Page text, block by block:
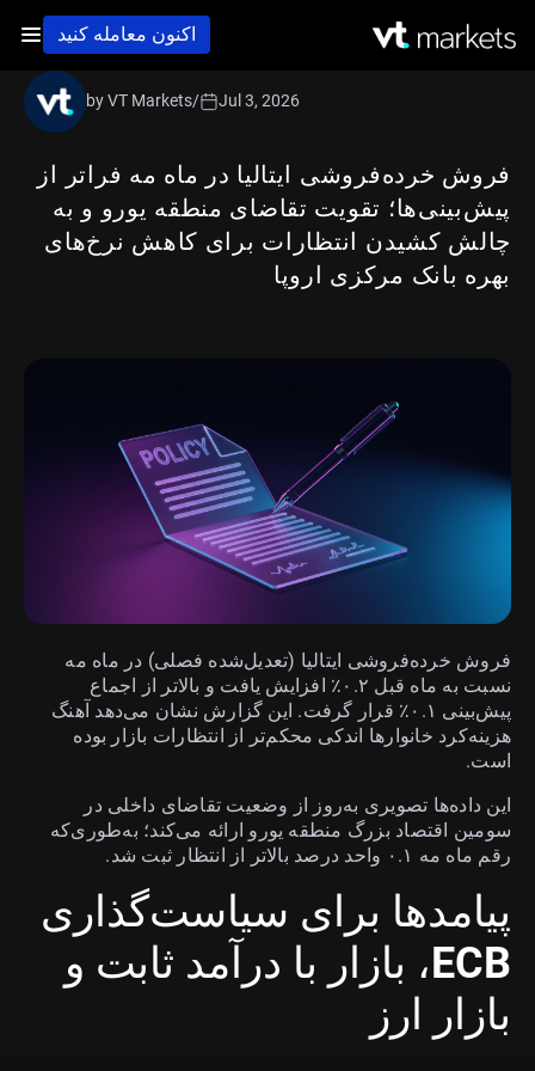
اکنون معامله کنید
فروش خرده‌فروشی ایتالیا در ماه مه فراتر از
پیش‌بینی‌ها؛ تقویت تقاضای منطقه یورو و به
چالش کشیدن انتظارات برای کاهش نرخ‌های
بهره بانک مرکزی اروپا
by VT Markets/ Jul 3, 2026
فروش خرده‌فروشی ایتالیا (تعدیل‌شده فصلی) در ماه مه
نسبت به ماه قبل ۰.۲٪ افزایش یافت و بالاتر از اجماع
پیش‌بینی ۰.۱٪ قرار گرفت. این گزارش نشان می‌دهد آهنگ
هزینه‌کرد خانوارها اندکی محکم‌تر از انتظارات بازار بوده
است.
این داده‌ها تصویری به‌روز از وضعیت تقاضای داخلی در
سومین اقتصاد بزرگ منطقه یورو ارائه می‌کند؛ به‌طوری‌که
رقم ماه مه ۰.۱ واحد درصد بالاتر از انتظار ثبت شد.
پیامدها برای سیاست‌گذاری
ECB، بازار با درآمد ثابت و
بازار ارز